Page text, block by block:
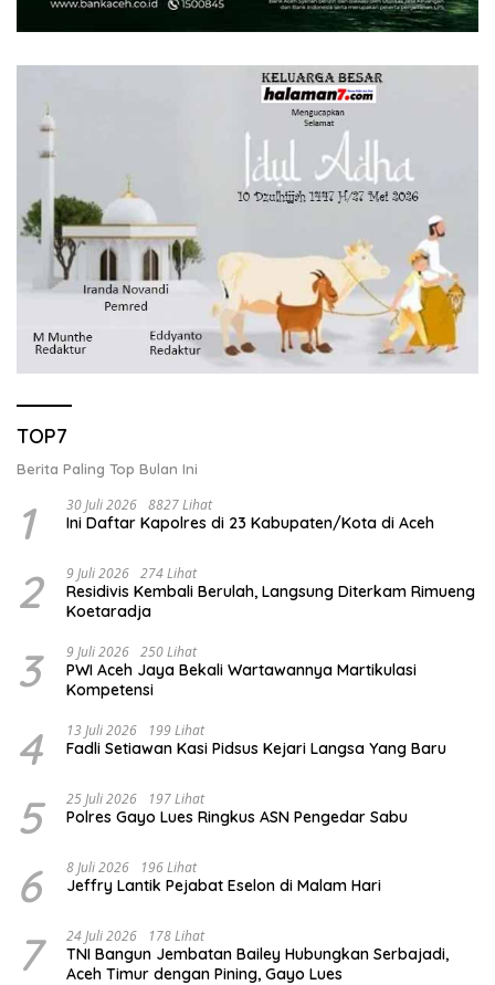
TOP7
Berita Paling Top Bulan Ini
1 30 Juli 2026 8827 Lihat
Ini Daftar Kapolres di 23 Kabupaten/Kota di Aceh
2 9 Juli 2026 274 Lihat
Residivis Kembali Berulah, Langsung Diterkam Rimueng
Koetaradja
3 9 Juli 2026 250 Lihat
PWI Aceh Jaya Bekali Wartawannya Martikulasi
Kompetensi
4 13 Juli 2026 199 Lihat
Fadli Setiawan Kasi Pidsus Kejari Langsa Yang Baru
5 25 Juli 2026 197 Lihat
Polres Gayo Lues Ringkus ASN Pengedar Sabu
6 8 Juli 2026 196 Lihat
Jeffry Lantik Pejabat Eselon di Malam Hari
7 24 Juli 2026 178 Lihat
TNI Bangun Jembatan Bailey Hubungkan Serbajadi,
Aceh Timur dengan Pining, Gayo Lues